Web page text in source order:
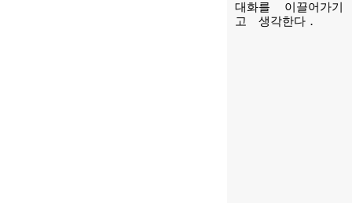
대화를 이끌어가
고 생각한다．